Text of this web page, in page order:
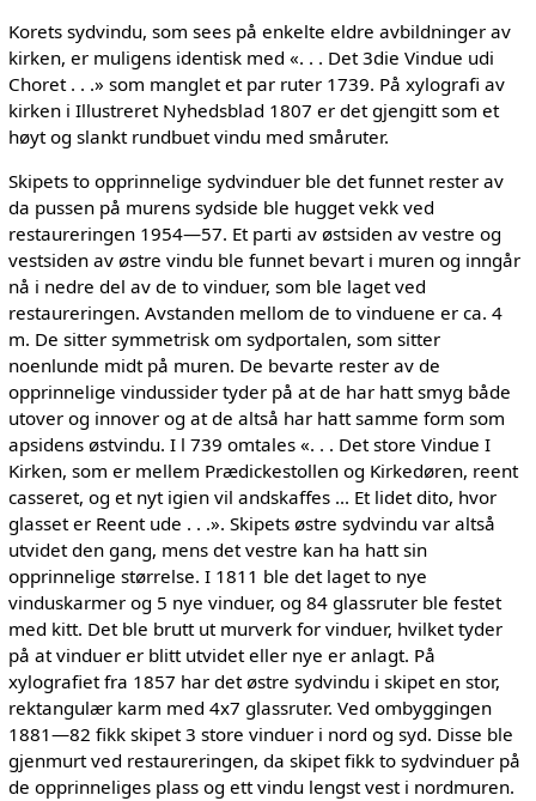
Korets sydvindu, som sees på enkelte eldre avbildninger av
kirken, er muligens identisk med «. . . Det 3die Vindue udi
Choret . . .» som manglet et par ruter 1739. På xylografi av
kirken i Illustreret Nyhedsblad 1807 er det gjengitt som et
høyt og slankt rundbuet vindu med småruter.
Skipets to opprinnelige sydvinduer ble det funnet rester av
da pussen på murens sydside ble hugget vekk ved
restaureringen 1954—57. Et parti av østsiden av vestre og
vestsiden av østre vindu ble funnet bevart i muren og inngår
nå i nedre del av de to vinduer, som ble laget ved
restaureringen. Avstanden mellom de to vinduene er ca. 4
m. De sitter symmetrisk om sydportalen, som sitter
noenlunde midt på muren. De bevarte rester av de
opprinnelige vindussider tyder på at de har hatt smyg både
utover og innover og at de altså har hatt samme form som
apsidens østvindu. I l 739 omtales «. . . Det store Vindue I
Kirken, som er mellem Prædickestollen og Kirkedøren, reent
casseret, og et nyt igien vil andskaffes ... Et lidet dito, hvor
glasset er Reent ude . . .». Skipets østre sydvindu var altså
utvidet den gang, mens det vestre kan ha hatt sin
opprinnelige størrelse. I 1811 ble det laget to nye
vinduskarmer og 5 nye vinduer, og 84 glassruter ble festet
med kitt. Det ble brutt ut murverk for vinduer, hvilket tyder
på at vinduer er blitt utvidet eller nye er anlagt. På
xylografiet fra 1857 har det østre sydvindu i skipet en stor,
rektangulær karm med 4x7 glassruter. Ved ombyggingen
1881—82 fikk skipet 3 store vinduer i nord og syd. Disse ble
gjenmurt ved restaureringen, da skipet fikk to sydvinduer på
de opprinneliges plass og ett vindu lengst vest i nordmuren.